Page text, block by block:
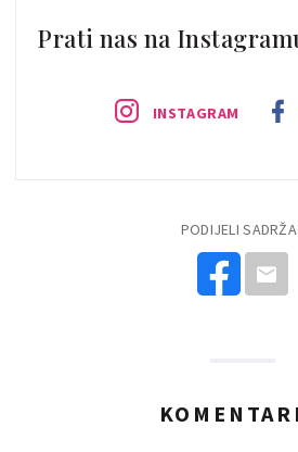
Prati nas na
INSTAGRAM
PODIJELI
KOMENTARI